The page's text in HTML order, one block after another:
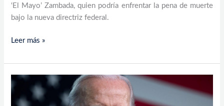
‘El Mayo’ Zambada, quien podría enfrentar la pena de muerte
bajo la nueva directriz federal.
Leer más »
Biden
conmuta
penas